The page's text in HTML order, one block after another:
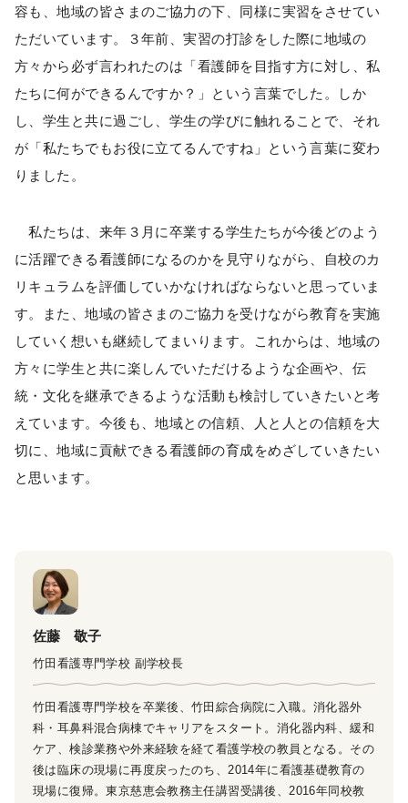
容も、地域の皆さまのご協力の下、同様に実習をさせてい
ただいています。３年前、実習の打診をした際に地域の
方々から必ず言われたのは「看護師を目指す方に対し、私
たちに何ができるんですか？」という言葉でした。しか
し、学生と共に過ごし、学生の学びに触れることで、それ
が「私たちでもお役に立てるんですね」という言葉に変わ
りました。
私たちは、来年３月に卒業する学生たちが今後どのよう
に活躍できる看護師になるのかを見守りながら、自校のカ
リキュラムを評価していかなければならないと思っていま
す。また、地域の皆さまのご協力を受けながら教育を実施
していく想いも継続してまいります。これからは、地域の
方々に学生と共に楽しんでいただけるような企画や、伝
統・文化を継承できるような活動も検討していきたいと考
えています。今後も、地域との信頼、人と人との信頼を大
切に、地域に貢献できる看護師の育成をめざしていきたい
と思います。
佐藤 敬子
竹田看護専門学校 副学校長
竹田看護専門学校を卒業後、竹田綜合病院に入職。消化器外
科・耳鼻科混合病棟でキャリアをスタート。消化器内科、緩和
ケア、検診業務や外来経験を経て看護学校の教員となる。その
後は臨床の現場に再度戻ったのち、2014年に看護基礎教育の
現場に復帰。東京慈恵会教務主任講習受講後、2016年同校教